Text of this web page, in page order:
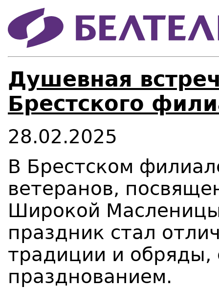
Душевная
Брестского
28.02.2025
В Брестском
ветеранов,
Широкой
праздник стал
традиции и обряды,
празднованием.